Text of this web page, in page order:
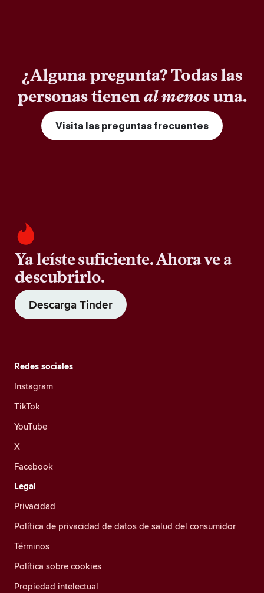
¿Alguna pregunta? Todas las
personas tienenal menosuna.
Visita las preguntas frecuentes
Ya leíste suficiente. Ahora ve a
descubrirlo.
Descarga Tinder
Redes sociales
Instagram
TikTok
YouTube
X
Facebook
Legal
Privacidad
Política de privacidad de datos de salud del consumidor
Términos
Política sobre cookies
Propiedad intelectual